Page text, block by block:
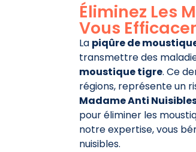
Éliminez Les
Vous
La piqûre de
transmettre des
moustique tigre. Ce
régions, représente un
Madame Anti
pour éliminer les
notre expertise, vous
nuisibles.